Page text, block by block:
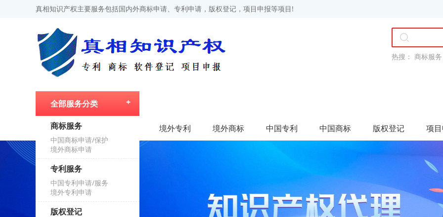
真相知识产权主要服务包括国内外商标申请、专利申请，版权登记，项目申报等项目!
热搜： 商标服务
全部服务分类
商标服务
中国商标申请/保护
境外商标申请
专利服务
中国专利申请/服务
境外专利申请
版权登记
境外专利 境外商标 中国专利 中国商标 版权登记 项